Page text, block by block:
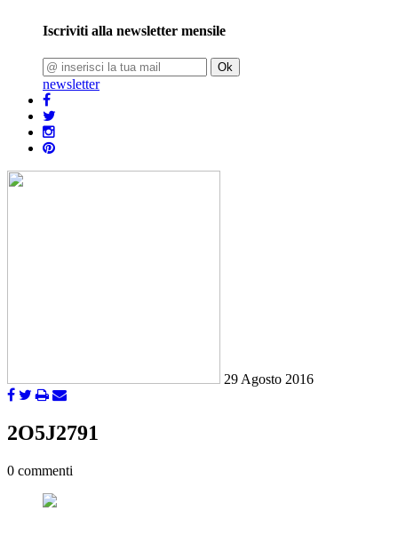
Iscriviti alla newsletter mensile
Ok
newsletter
29 Agosto 2016
2O5J2791
0 commenti